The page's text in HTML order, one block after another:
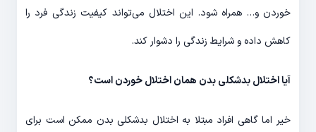
خوردن و… همراه شود. این اختلال می‌تواند کیفیت زندگی فرد را
کاهش داده و شرایط زندگی را دشوار کند.
آیا اختلال بدشکلی بدن همان اختلال خوردن است؟
خیر اما گاهی افراد مبتلا به اختلال بدشکلی بدن ممکن است برای